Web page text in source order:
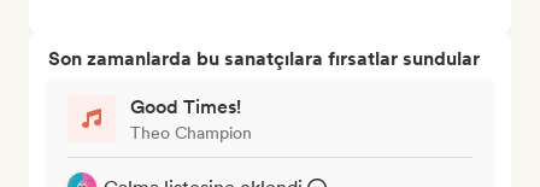
Son zamanlarda bu sanatçılara fırsatlar sundular
Good Times!
Theo Champion